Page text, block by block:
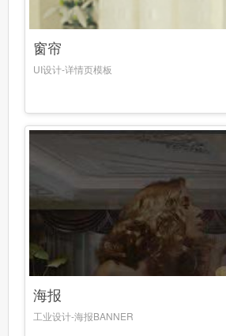
窗帘
UI设计-详情页模板
海报
工业设计-海报BANNER